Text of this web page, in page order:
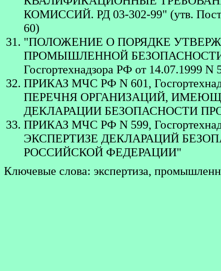
КОМИССИЙ. РД 03-302-99" (утв.
60)
"ПОЛОЖЕНИЕ О ПОРЯДКЕ
ПРОМЫШЛЕННОЙ БЕЗОПАСНОСТИ.
Госгортехнадзора РФ от 14.07.1999 N
ПРИКАЗ МЧС РФ N 601,
ПЕРЕЧНЯ ОРГАНИЗАЦИЙ,
ДЕКЛАРАЦИИ БЕЗОПАСНОСТИ
ПРИКАЗ МЧС РФ N 599,
ЭКСПЕРТИЗЕ ДЕКЛАРАЦИЙ
РОССИЙСКОЙ ФЕДЕРАЦИИ"
Ключевые слова: экспертиза,